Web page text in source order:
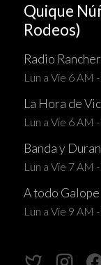
Quique
Rodeos)
Radio
Lun a Vie 6 AM
La Hora de
Lun a Vie 6 AM
Banda y
Lun a Vie 7 AM
A todo Galope
Lun a Vie 9 AM